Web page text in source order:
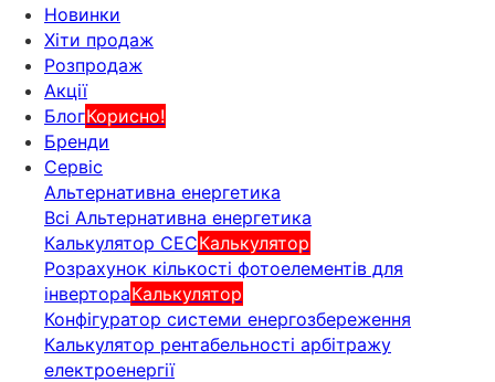
Новинки
Хіти продаж
Розпродаж
Акції
БлогКорисно!
Бренди
Сервіс
Альтернативна енергетика
Всі Альтернативна енергетика
Калькулятор СЕСКалькулятор
Розрахунок кількості фотоелементів для
інвертораКалькулятор
Конфігуратор системи енергозбереження
Калькулятор рентабельності арбітражу
електроенергії